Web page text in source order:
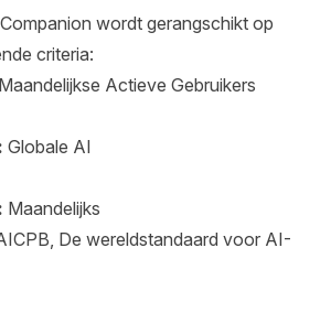
wordt gerangschikt op
criteria:
Maandelijkse Actieve Gebruikers
Globale AI
Maandelijks
De wereldstandaard voor AI-